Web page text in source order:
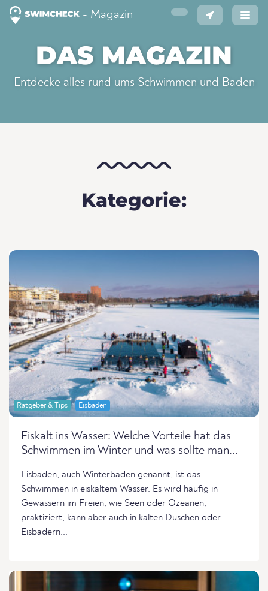
- Magazin
DAS MAGAZIN
Entdecke alles rund ums Schwimmen und Baden
Kategorie:
Ratgeber & Tips Eisbaden
Eiskalt ins Wasser: Welche Vorteile hat das
Schwimmen im Winter und was sollte man...
Eisbaden, auch Winterbaden genannt, ist das
Schwimmen in eiskaltem Wasser. Es wird häufig in
Gewässern im Freien, wie Seen oder Ozeanen,
praktiziert, kann aber auch in kalten Duschen oder
Eisbädern...